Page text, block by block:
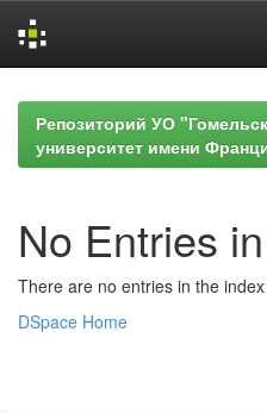
navigationРепозиторий УО
университет имени
No Entries
There are no entries in the
DSpace Home